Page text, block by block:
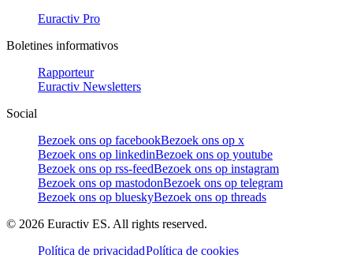
Euractiv Pro
Boletines informativos
Rapporteur
Euractiv Newsletters
Social
Bezoek ons op facebookBezoek ons op x
Bezoek ons op linkedinBezoek ons op youtube
Bezoek ons op rss-feedBezoek ons op instagram
Bezoek ons op mastodonBezoek ons op telegram
Bezoek ons op blueskyBezoek ons op threads
© 2026 Euractiv ES. All rights reserved.
Política de privacidadPolítica de cookies